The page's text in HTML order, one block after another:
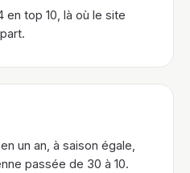
top 10, là où le site
un an, à saison égale,
passée de 30 à 10.